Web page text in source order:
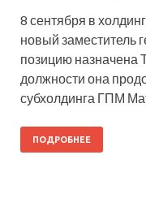
8 сентября в
новый заместитель
позицию назначена
должности она
субхолдинга ГПМ
ПОДРОБНЕЕ